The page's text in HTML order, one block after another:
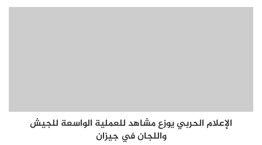
الإعلام الحربي يوزع مشاهد للعملية الواسعة للجيش
واللجان في جيزان